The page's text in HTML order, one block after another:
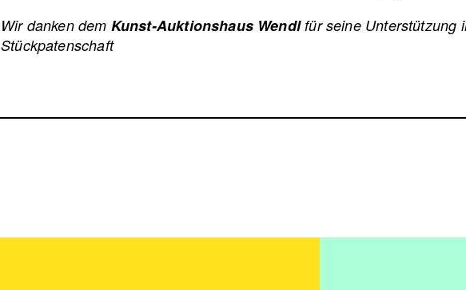
Wir danken dem Kunst-Auktionshaus Wendlfür seine Unterstützung
Stückpatenschaft